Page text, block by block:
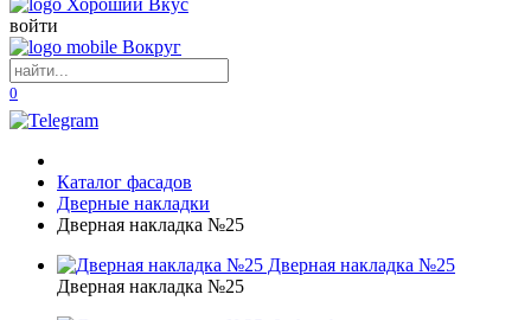
войти
0
Каталог фасадов
Дверные накладки
Дверная накладка №25
Дверная накладка №25